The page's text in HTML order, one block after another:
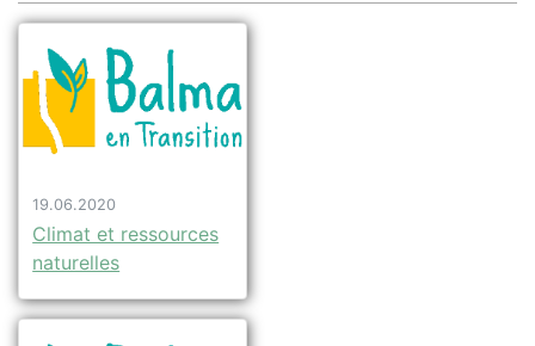
19.06.2020
Climat et ressources
naturelles